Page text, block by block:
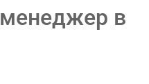
менеджер в